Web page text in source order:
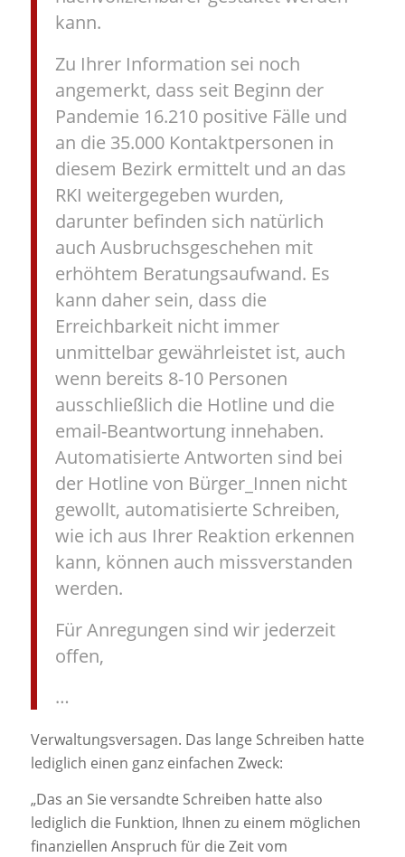
kann.
Zu Ihrer Information sei noch
angemerkt, dass seit Beginn der
Pandemie 16.210 positive Fälle und
an die 35.000 Kontaktpersonen in
diesem Bezirk ermittelt und an das
RKI weitergegeben wurden,
darunter befinden sich natürlich
auch Ausbruchsgeschehen mit
erhöhtem Beratungsaufwand. Es
kann daher sein, dass die
Erreichbarkeit nicht immer
unmittelbar gewährleistet ist, auch
wenn bereits 8-10 Personen
ausschließlich die Hotline und die
email-Beantwortung innehaben.
Automatisierte Antworten sind bei
der Hotline von Bürger_Innen nicht
gewollt, automatisierte Schreiben,
wie ich aus Ihrer Reaktion erkennen
kann, können auch missverstanden
werden.
Für Anregungen sind wir jederzeit
offen,
…
Verwaltungsversagen. Das lange Schreiben hatte
lediglich einen ganz einfachen Zweck:
„Das an Sie versandte Schreiben hatte also
lediglich die Funktion, Ihnen zu einem möglichen
finanziellen Anspruch für die Zeit vom